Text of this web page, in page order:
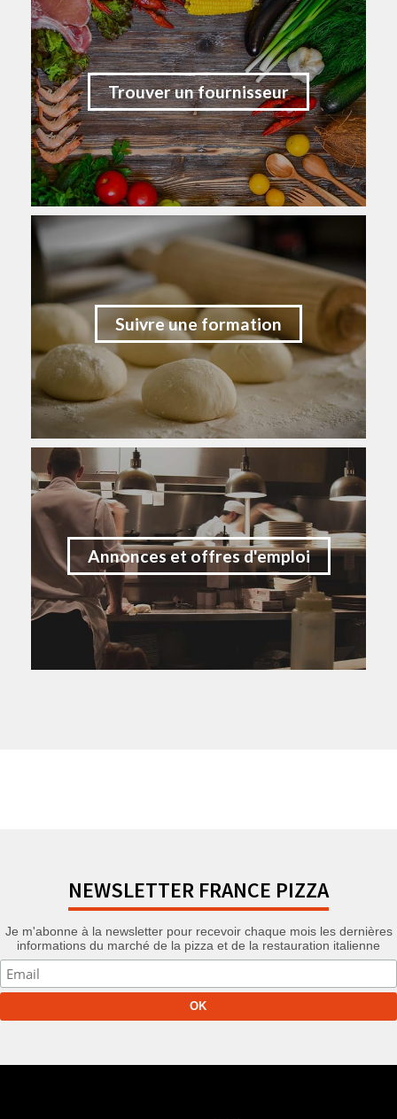
Trouver un fournisseur
Suivre une formation
Annonces et offres d'emploi
NEWSLETTER FRANCE PIZZA
Je m'abonne à la newsletter pour recevoir chaque mois les dernières
informations du marché de la pizza et de la restauration italienne